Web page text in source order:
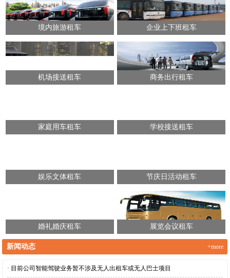
境内旅游租车 企业上下班租车
机场接送租车 商务出行租车
家庭用车租车 学校接送租车
娱乐文体租车 节庆日活动租车
婚礼婚庆租车 展览会议租车
+more
新闻动态
· 目前公司智能驾驶业务暂不涉及无人出租车或无人巴士项目